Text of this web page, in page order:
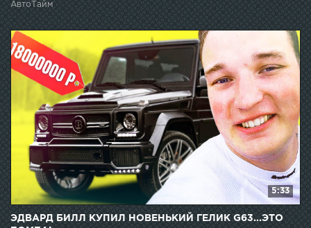
АвтоТайм
5:33
ЭДВАРД БИЛЛ КУПИЛ НОВЕНЬКИЙ ГЕЛИК G63...ЭТО